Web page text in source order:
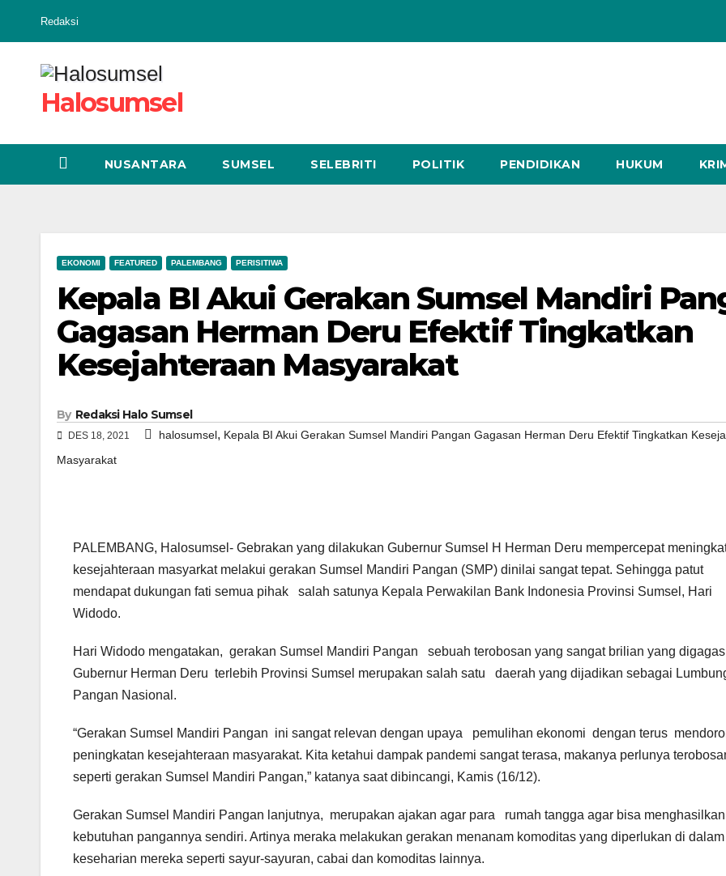
Redaksi
Halosumsel
NUSANTARA SUMSEL SELEBRITI POLITIK PENDIDIKAN HUKUM
EKONOMI FEATURED PALEMBANG PERISITIWA
Kepala BI Akui Gerakan Sumsel Mandiri
Gagasan Herman Deru Efektif Tingkatkan
Kesejahteraan Masyarakat
By Redaksi Halo Sumsel
DES 18, 2021 halosumsel, Kepala BI Akui Gerakan Sumsel Mandiri Pangan Gagasan Herman Deru Efektif Tingkatkan
Masyarakat
PALEMBANG, Halosumsel- Gebrakan yang dilakukan Gubernur Sumsel H Herman Deru mempercepat
kesejahteraan masyarkat melakui gerakan Sumsel Mandiri Pangan (SMP) dinilai sangat tepat. Sehingga patut
mendapat dukungan fati semua pihak salah satunya Kepala Perwakilan Bank Indonesia Provinsi Sumsel, Hari
Widodo.
Hari Widodo mengatakan, gerakan Sumsel Mandiri Pangan sebuah terobosan yang sangat brilian yang digagas
Gubernur Herman Deru terlebih Provinsi Sumsel merupakan salah satu daerah yang dijadikan sebagai
Pangan Nasional.
“Gerakan Sumsel Mandiri Pangan ini sangat relevan dengan upaya pemulihan ekonomi dengan terus
peningkatan kesejahteraan masyarakat. Kita ketahui dampak pandemi sangat terasa, makanya perlunya
seperti gerakan Sumsel Mandiri Pangan,” katanya saat dibincangi, Kamis (16/12).
Gerakan Sumsel Mandiri Pangan lanjutnya, merupakan ajakan agar para rumah tangga agar bisa menghasilkan
kebutuhan pangannya sendiri. Artinya meraka melakukan gerakan menanam komoditas yang diperlukan di dalam
keseharian mereka seperti sayur-sayuran, cabai dan komoditas lainnya.